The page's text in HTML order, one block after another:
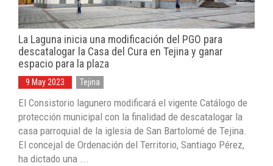
La Laguna inicia una modificación del PGO para
descatalogar la Casa del Cura en Tejina y ganar
espacio para la plaza
9 May 2023 Tejina
El Consistorio lagunero modificará el vigente Catálogo de
protección municipal con la finalidad de descatalogar la
casa parroquial de la iglesia de San Bartolomé de Tejina.
El concejal de Ordenación del Territorio, Santiago Pérez,
ha dictado una ...